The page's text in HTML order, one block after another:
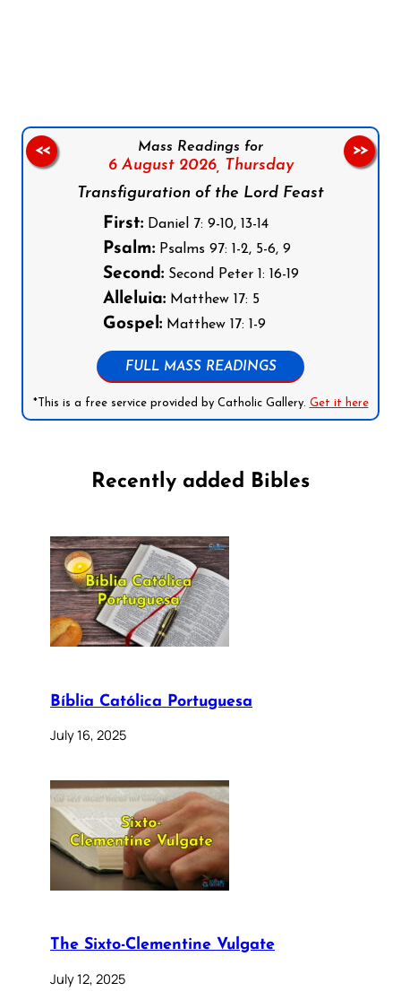
Mass Readings for
6 August 2026, Thursday
Transfiguration of the Lord Feast
First:Daniel 7: 9-10, 13-14
Psalm:Psalms 97: 1-2, 5-6, 9
Second:Second Peter 1: 16-19
Alleluia:Matthew 17: 5
Gospel:Matthew 17: 1-9
FULL MASS READINGS
*This is a free service provided by Catholic Gallery. Get it here
<< >>
Recently added Bibles
Bíblia Católica Portuguesa
July 16, 2025
The Sixto-Clementine Vulgate
July 12, 2025